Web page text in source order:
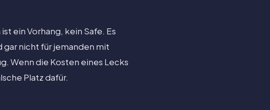
ein Vorhang, kein Safe. Es
nicht für jemanden mit
Wenn die Kosten eines Lecks
Platz dafür.